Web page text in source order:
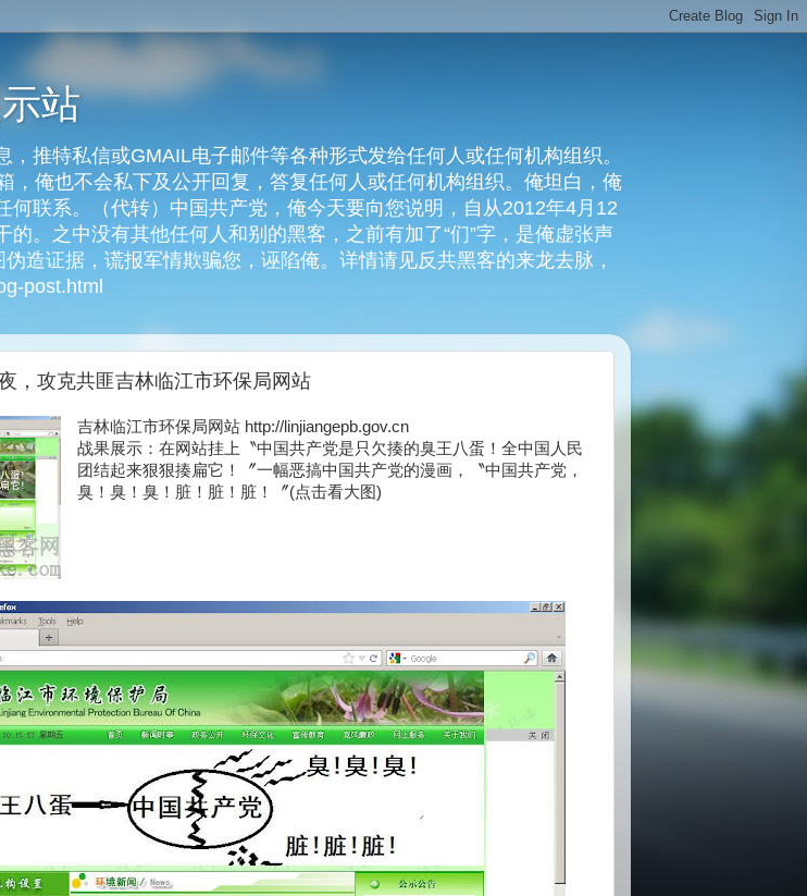
站
推特私信或GMAIL电子邮件等各种形式发给任何人或任何机构组织。
俺也不会私下及公开回复，答复任何人或任何机构组织。俺坦白，俺
联系。（代转）中国共产党，俺今天要向您说明，自从2012年4月12
。之中没有其他任何人和别的黑客，之前有加了“们”字，是俺虚张声
造证据，谎报军情欺骗您，诬陷俺。详情请见反共黑客的来龙去脉，
post.html
，攻克共匪吉林临江市环保局网站
吉林临江市环保局网站 http://linjiangepb.gov.cn
战果展示：在网站挂上〝中国共产党是只欠揍的臭王八蛋！全中国人民
团结起来狠狠揍扁它！〞一幅恶搞中国共产党的漫画，〝中国共产党，
臭！臭！臭！脏！脏！脏！〞(点击看大图)